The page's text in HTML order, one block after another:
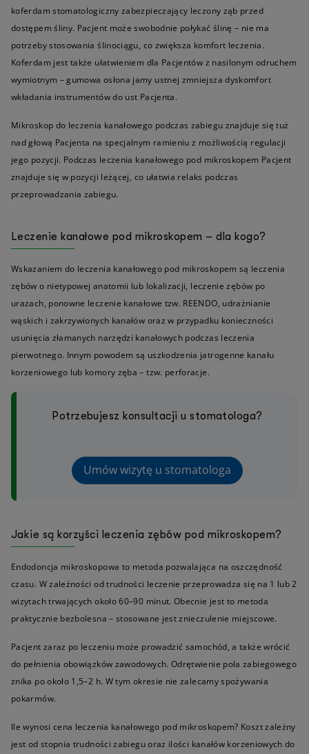
koferdam stomatologiczny zabezpieczający leczony ząb przed
dostępem śliny. Pacjent może swobodnie połykać ślinę – nie ma
potrzeby stosowania ślinociągu, co zwiększa komfort leczenia.
Koferdam jest także ułatwieniem dla Pacjentów z nasilonym odruchem
wymiotnym – gumowa osłona jamy ustnej zmniejsza dyskomfort
wkładania instrumentów do ust Pacjenta.
Mikroskop do leczenia kanałowego podczas zabiegu znajduje się tuż
nad głową Pacjenta na specjalnym ramieniu z możliwością regulacji
jego pozycji. Podczas leczenia kanałowego pod mikroskopem Pacjent
znajduje się w pozycji leżącej, co ułatwia relaks podczas
przeprowadzania zabiegu.
Leczenie kanałowe pod mikroskopem – dla kogo?
Wskazaniem do leczenia kanałowego pod mikroskopem są leczenia
zębów o nietypowej anatomii lub lokalizacji, leczenie zębów po
urazach, ponowne leczenie kanałowe tzw. REENDO, udrażnianie
wąskich i zakrzywionych kanałów oraz w przypadku konieczności
usunięcia złamanych narzędzi kanałowych podczas leczenia
pierwotnego. Innym powodem są uszkodzenia jatrogenne kanału
korzeniowego lub komory zęba – tzw. perforacje.
Potrzebujesz konsultacji u stomatologa?
Umów wizytę u stomatologa
Jakie są korzyści leczenia zębów pod mikroskopem?
Endodoncja mikroskopowa to metoda pozwalająca na oszczędność
czasu. W zależności od trudności leczenie przeprowadza się na 1 lub 2
wizytach trwających około 60–90 minut. Obecnie jest to metoda
praktycznie bezbolesna – stosowane jest znieczulenie miejscowe.
Pacjent zaraz po leczeniu może prowadzić samochód, a także wrócić
do pełnienia obowiązków zawodowych. Odrętwienie pola zabiegowego
znika po około 1,5–2 h. W tym okresie nie zalecamy spożywania
pokarmów.
Ile wynosi cena leczenia kanałowego pod mikroskopem? Koszt zależny
jest od stopnia trudności zabiegu oraz ilości kanałów korzeniowych do